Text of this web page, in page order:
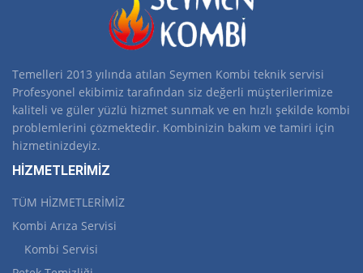
Temelleri 2013 yılında atılan Seymen Kombi teknik servisi
Profesyonel ekibimiz tarafından siz değerli müşterilerimize
kaliteli ve güler yüzlü hizmet sunmak ve en hızlı şekilde kombi
problemlerini çözmektedir. Kombinizin bakım ve tamiri için
hizmetinizdeyiz.
HİZMETLERİMİZ
TÜM HİZMETLERİMİZ
Kombi Arıza Servisi
Kombi Servisi